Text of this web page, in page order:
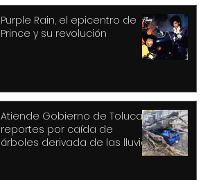
Purple Rain, el epicentro de
Prince y su revolución
Atiende Gobierno de Toluca
reportes por caída de
árboles derivada de las lluvias